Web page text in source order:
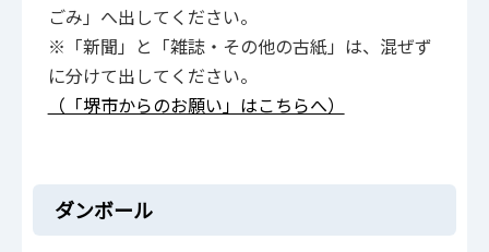
ごみ」へ出してください。
※「新聞」と「雑誌・その他の古紙」は、混ぜず
に分けて出してください。
（「堺市からのお願い」はこちらへ）
ダンボール